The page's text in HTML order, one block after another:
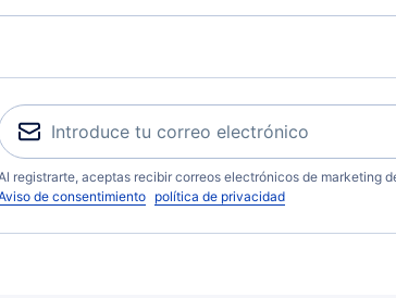
registrarte, aceptas recibir correos electrónicos de marketing
de consentimiento
política de privacidad